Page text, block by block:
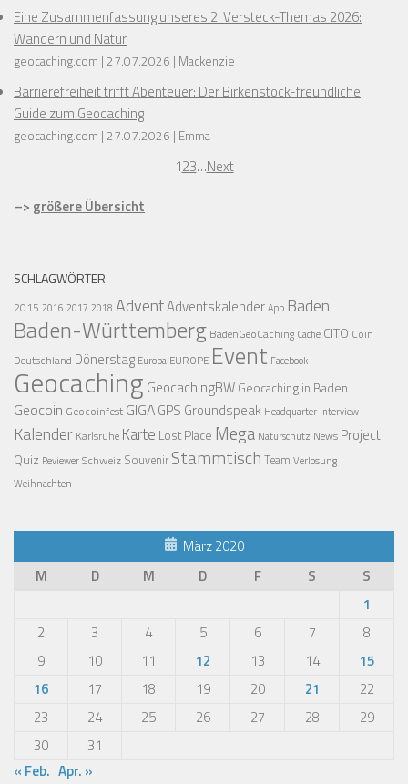
❅
❅
❅
❅
Eine Zusammenfassung unseres 2. Versteck-Themas 2026:
Wandern und Natur
geocaching.com 27.07.2026 Mackenzie
Barrierefreiheit trifft Abenteuer: Der Birkenstock-freundliche
Guide zum Geocaching
geocaching.com 27.07.2026 Emma
123…Next
–> größere Übersicht
SCHLAGWÖRTER
2015 2016 2017 2018 AdventAdventskalenderApp Baden
Baden-Württemberg BadenGeoCaching Cache CITO Coin
Deutschland Dönerstag Europa EUROPE Event Facebook
Geocaching GeocachingBW Geocaching in Baden
Geocoin Geocoinfest GIGAGPS Groundspeak Headquarter Interview
Kalender Karlsruhe Karte Lost Place Mega Naturschutz News Project
Quiz ReviewerSchweiz Souvenir Stammtisch Team Verlosung
Weihnachten
März 2020
M
D M D F S
S
1
2
3 4 5 6 7
8
9
10 11 12 13 14
15
16
17 18 19 20 21
22
23
24 25 26 27 28
29
30
31
« Feb. Apr. »